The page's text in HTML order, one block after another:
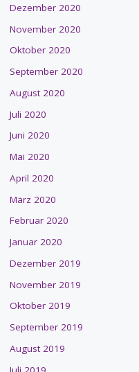
Dezember 2020
November 2020
Oktober 2020
September 2020
August 2020
Juli 2020
Juni 2020
Mai 2020
April 2020
März 2020
Februar 2020
Januar 2020
Dezember 2019
November 2019
Oktober 2019
September 2019
August 2019